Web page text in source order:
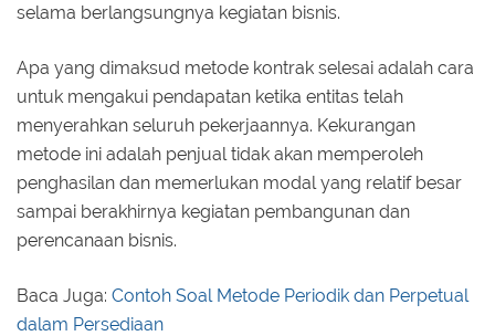
selama berlangsungnya kegiatan bisnis.
Apa yang dimaksud metode kontrak selesai adalah cara
untuk mengakui pendapatan ketika entitas telah
menyerahkan seluruh pekerjaannya. Kekurangan
metode ini adalah penjual tidak akan memperoleh
penghasilan dan memerlukan modal yang relatif besar
sampai berakhirnya kegiatan pembangunan dan
perencanaan bisnis.
Baca Juga: Contoh Soal Metode Periodik dan Perpetual
dalam Persediaan